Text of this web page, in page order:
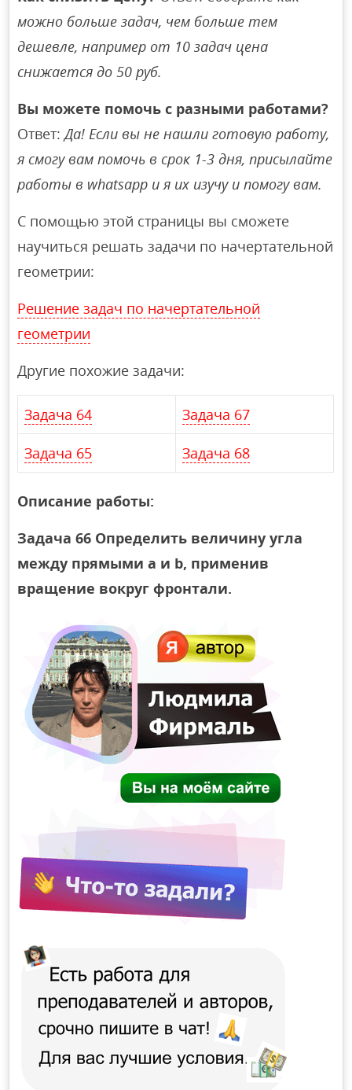
можно больше задач, чем больше тем
дешевле, например от 10 задач цена
снижается до 50 руб.
Вы можете помочь с разными работами?
Ответ:Да! Если вы не нашли готовую работу,
я смогу вам помочь в срок 1-3 дня, присылайте
работы в whatsapp и я их изучу и помогу вам.
С помощью этой страницы вы сможете
научиться решать задачи по начертательной
геометрии:
Решение задач по начертательной
геометрии
Другие похожие задачи:
Задача 64 Задача 67
Задача 65 Задача 68
Описание работы:
Задача 66 Определить величину угла
между прямыми a и b, применив
вращение вокруг фронтали.